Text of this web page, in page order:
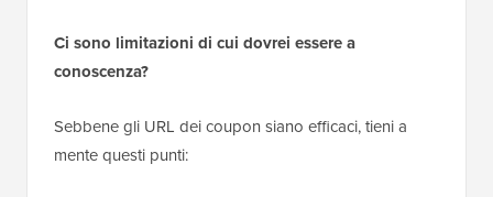
Ci sono limitazioni di cui dovrei essere a
conoscenza?
Sebbene gli URL dei coupon siano efficaci, tieni a
mente questi punti: